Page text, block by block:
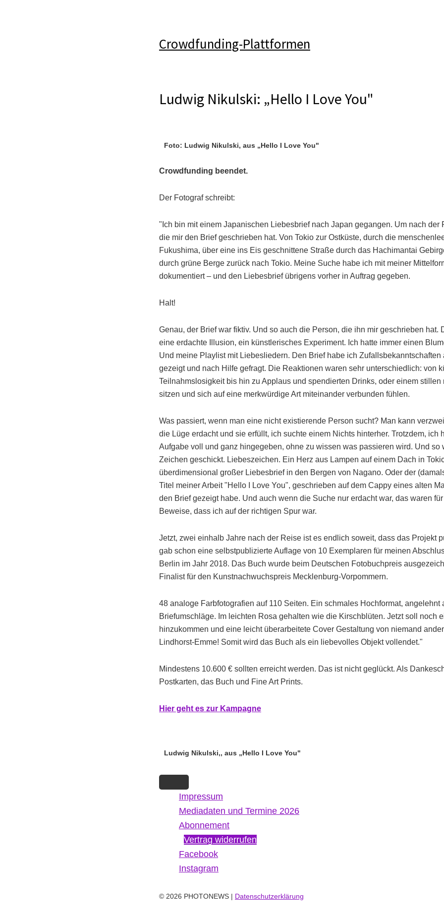
Crowdfunding-Plattformen
Ludwig Nikulski: „Hello I Love You"
Foto: Ludwig Nikulski, aus „Hello I Love You"
Crowdfunding beendet.
Der Fotograf schreibt:
"Ich bin mit einem Japanischen Liebesbrief nach Japan gegangen. Um nach der
die mir den Brief geschrieben hat. Von Tokio zur Ostküste, durch die
Fukushima, über eine ins Eis geschnittene Straße durch das Hachimantai
durch grüne Berge zurück nach Tokio. Meine Suche habe ich mit meiner
dokumentiert – und den Liebesbrief übrigens vorher in Auftrag gegeben.
Halt!
Genau, der Brief war fiktiv. Und so auch die Person, die ihn mir geschrieben hat.
eine erdachte Illusion, ein künstlerisches Experiment. Ich hatte immer einen
Und meine Playlist mit Liebesliedern. Den Brief habe ich Zufallsbekanntschaften
gezeigt und nach Hilfe gefragt. Die Reaktionen waren sehr unterschiedlich: von
Teilnahmslosigkeit bis hin zu Applaus und spendierten Drinks, oder einem stillen
sitzen und sich auf eine merkwürdige Art miteinander verbunden fühlen.
Was passiert, wenn man eine nicht existierende Person sucht? Man kann
die Lüge erdacht und sie erfüllt, ich suchte einem Nichts hinterher. Trotzdem, ich
Aufgabe voll und ganz hingegeben, ohne zu wissen was passieren wird. Und so
Zeichen geschickt. Liebeszeichen. Ein Herz aus Lampen auf einem Dach in
überdimensional großer Liebesbrief in den Bergen von Nagano. Oder der
Titel meiner Arbeit "Hello I Love You", geschrieben auf dem Cappy eines alten
den Brief gezeigt habe. Und auch wenn die Suche nur erdacht war, das waren
Beweise, dass ich auf der richtigen Spur war.
Jetzt, zwei einhalb Jahre nach der Reise ist es endlich soweit, dass das Projekt
gab schon eine selbstpublizierte Auflage von 10 Exemplaren für meinen
Berlin im Jahr 2018. Das Buch wurde beim Deutschen Fotobuchpreis
Finalist für den Kunstnachwuchspreis Mecklenburg-Vorpommern.
48 analoge Farbfotografien auf 110 Seiten. Ein schmales Hochformat, angelehnt
Briefumschläge. Im leichten Rosa gehalten wie die Kirschblüten. Jetzt soll noch
hinzukommen und eine leicht überarbeitete Cover Gestaltung von niemand
Lindhorst-Emme! Somit wird das Buch als ein liebevolles Objekt vollendet."
Mindestens 10.600 € sollten erreicht werden. Das ist nicht geglückt. Als
Postkarten, das Buch und Fine Art Prints.
Hier geht es zur Kampagne
Ludwig Nikulski,, aus „Hello I Love You"
Impressum
Mediadaten und Termine 2026
Abonnement
Vertrag widerrufen
Facebook
Instagram
© 2026 PHOTONEWS | Datenschutzerklärung